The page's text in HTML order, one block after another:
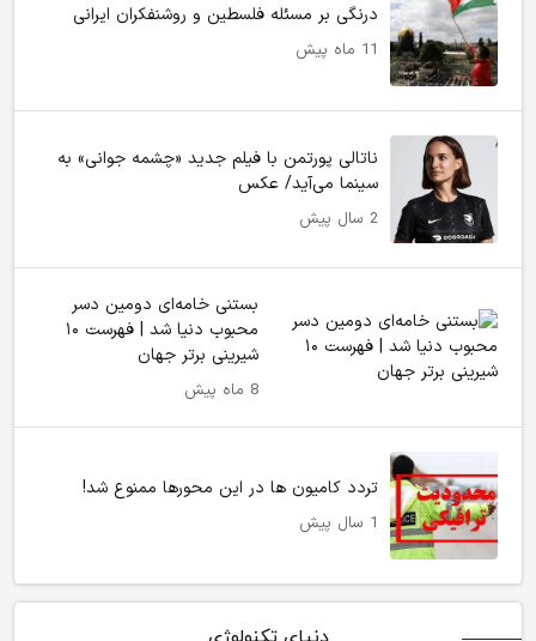
درنگی بر مسئله فلسطین و روشنفکران ایرانی
11 ماه پیش
ناتالی پورتمن با فیلم جدید «چشمه جوانی» به
سینما می‌آید/ عکس
2 سال پیش
بستنی خامه‌ای دومین دسر
محبوب دنیا شد | فهرست ۱۰
شیرینی برتر جهان
8 ماه پیش
تردد کامیون ها در این محورها ممنوع شد!
1 سال پیش